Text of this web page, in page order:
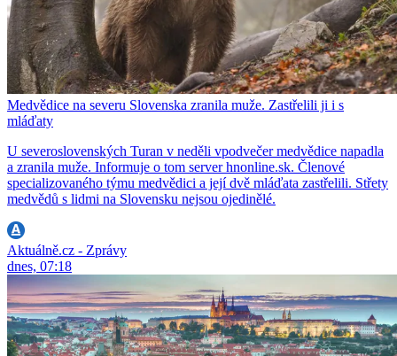
Medvědice na severu Slovenska zranila muže. Zastřelili ji i s
mláďaty
U severoslovenských Turan v neděli vpodvečer medvědice napadla
a zranila muže. Informuje o tom server hnonline.sk. Členové
specializovaného týmu medvědici a její dvě mláďata zastřelili. Střety
medvědů s lidmi na Slovensku nejsou ojedinělé.
Aktuálně.cz - Zprávy
dnes, 07:18